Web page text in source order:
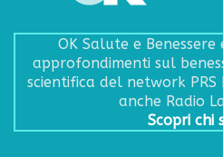
OK Salute e
approfondimenti sul
scientifica del network
anche Radio
Scopri chi